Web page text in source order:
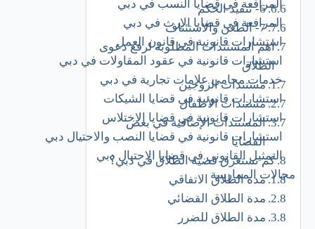
المرافعة في قضايا النسب في دبي
المرافعة في قضايا الإرث في دبي
استشارات قانونية في قانون العمل
استشارات قانونية في عقود المقاولات في دبي
خدمات محامي علامات تجارية في دبي
استشارات قانونية في قضايا الشيكات
استشارات قانونية في قضايا الاختلاس
استشارات قانونية في قضايا النصب والاحتيال دبي
التمثيل القانوني في قضايا الاحتيال دبي
مجالات الممارسة
6- تنفيذ الحكم
7- الطعن والاستئناف
أهم المستندات المطلوبة لرفع دعوى
الطلاق
مستندات الزوجين
مستندات الأطفال
المستندات الإضافية في بعض
القضايا
كم تستغرق قضية الطلاق في دبي؟
مدة الطلاق الاتفاقي
مدة الطلاق القضائي
مدة الطلاق للضرر